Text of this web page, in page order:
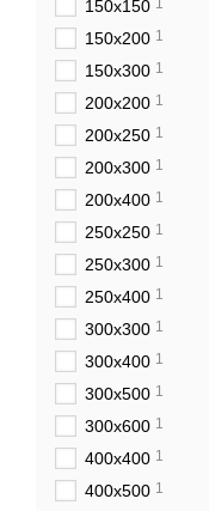
150х150 1
150х200 1
150х300 1
200х200 1
200х250 1
200х300 1
200х400 1
250х250 1
250х300 1
250х400 1
300х300 1
300х400 1
300х500 1
300х600 1
400х400 1
400х500 1